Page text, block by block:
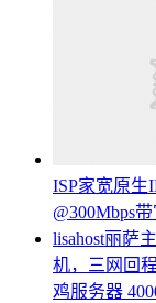
ISP家宽原生
@300Mbps
lisahost丽萨
机，三网回
鸡服务器